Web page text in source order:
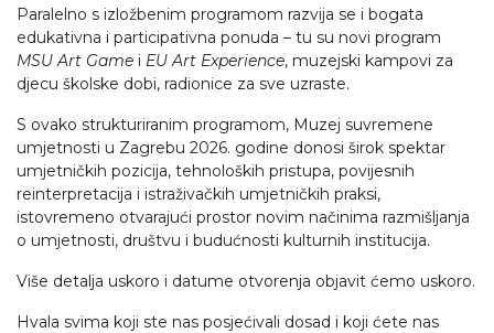
Paralelno s izložbenim programom razvija se i bogata
edukativna i participativna ponuda – tu su novi program
MSU Art Game i EU Art Experience, muzejski kampovi za
djecu školske dobi, radionice za sve uzraste.
S ovako strukturiranim programom, Muzej suvremene
umjetnosti u Zagrebu 2026. godine donosi širok spektar
umjetničkih pozicija, tehnoloških pristupa, povijesnih
reinterpretacija i istraživačkih umjetničkih praksi,
istovremeno otvarajući prostor novim načinima razmišljanja
o umjetnosti, društvu i budućnosti kulturnih institucija.
Više detalja uskoro i datume otvorenja objavit ćemo uskoro.
Hvala svima koji ste nas posjećivali dosad i koji ćete nas